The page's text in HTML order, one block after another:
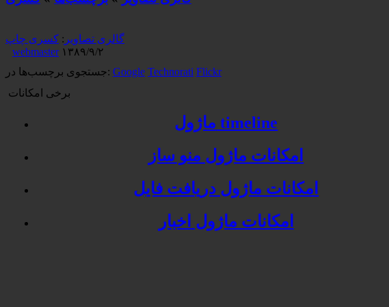
گالری تصاویر : کسری چاپ
webmaster۱۳۸۹/۹/۲
جستجوی برچسب‌ها در: Google Technorati Flickr
برخی امکانات
ماژول timeline
امکانات ماژول منو ساز
امکانات ماژول دریافت فایل
امکانات ماژول اخبار